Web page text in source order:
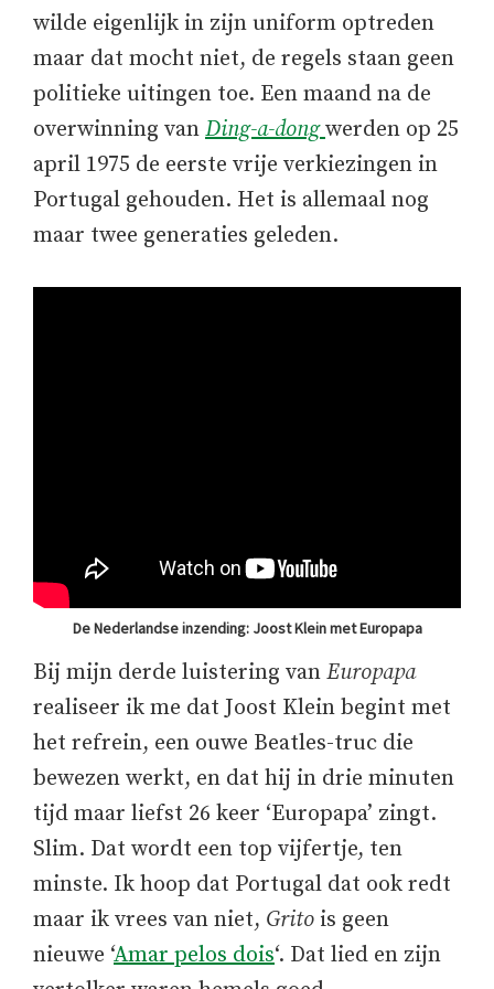
wilde eigenlijk in zijn uniform optreden
maar dat mocht niet, de regels staan geen
politieke uitingen toe. Een maand na de
overwinning van Ding-a-dong werden op 25
april 1975 de eerste vrije verkiezingen in
Portugal gehouden. Het is allemaal nog
maar twee generaties geleden.
De Nederlandse inzending: Joost Klein met Europapa
Bij mijn derde luistering van Europapa
realiseer ik me dat Joost Klein begint met
het refrein, een ouwe Beatles-truc die
bewezen werkt, en dat hij in drie minuten
tijd maar liefst 26 keer ‘Europapa’ zingt.
Slim. Dat wordt een top vijfertje, ten
minste. Ik hoop dat Portugal dat ook redt
maar ik vrees van niet, Grito is geen
nieuwe ‘Amar pelos dois‘. Dat lied en zijn